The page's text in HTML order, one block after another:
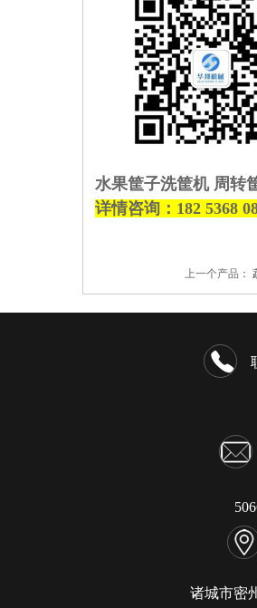
水果筐子洗筐机 周转
详情咨询 ：182 5368
上一个产品：
诸城市密